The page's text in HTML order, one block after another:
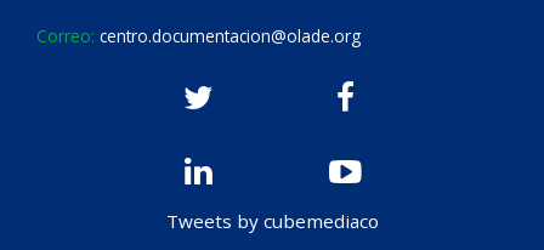
Correo: centro.documentacion@olade.org
Tweets by cubemediaco